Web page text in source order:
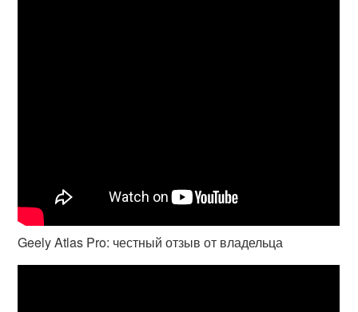
Geely Atlas Pro: честный отзыв от владельца